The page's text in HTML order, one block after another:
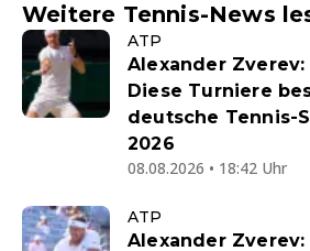
Weitere Tennis-News
ATP
Alexander Zverev:
Diese Turniere
deutsche Tennis-
2026
08.08.2026 • 18:42 Uhr
ATP
Alexander